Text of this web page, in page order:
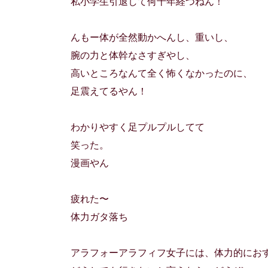
んもー体が全然動かへんし、重いし、
腕の力と体幹なさすぎやし、
高いところなんて全く怖くなかったのに、
足震えてるやん！
わかりやすく足プルプルしてて
笑った。
漫画やん
疲れた〜
体力ガタ落ち
アラフォーアラフィフ女子には、体力的にお